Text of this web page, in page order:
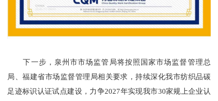
下一步，泉州市市场监管局将按照国家市场监督管理总
局、福建省市场监督管理局相关要求，持续深化我市纺织品碳
足迹标识认证试点建设，力争2027年实现我市30家规上企业认